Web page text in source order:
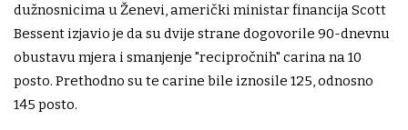
dužnosnicima u Ženevi, američki ministar financija Scott
Bessent izjavio je da su dvije strane dogovorile 90-dnevnu
obustavu mjera i smanjenje "recipročnih" carina na 10
posto. Prethodno su te carine bile iznosile 125, odnosno
145 posto.